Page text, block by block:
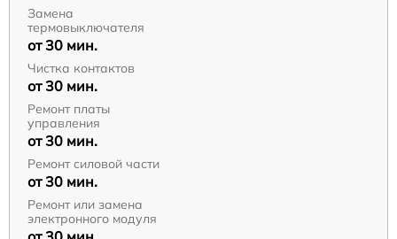
Замена
термовыключателя
от 30 мин.
Чистка контактов
от 30 мин.
Ремонт платы
управления
от 30 мин.
Ремонт силовой части
от 30 мин.
Ремонт или замена
электронного модуля